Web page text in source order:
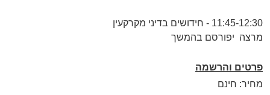
11:45-12:30 - חידושים בדיני מקרקעין
מרצה  יפורסם בהמשך
פרטים והרשמה
מחיר: חינם